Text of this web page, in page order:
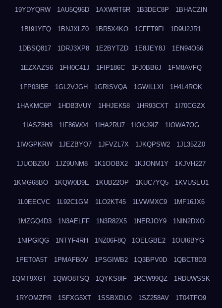
19YDYQRW 1AU5Q96D 1AXWRT6R 1B3DEC8P 1BHACZIN
1BI91YFQ 1BNJXLZ0 1BR5X4KO 1CFFT9FI 1D9U2JR1
1DBSQ817 1DRJ3XP8 1E2BYTZD 1E8JEY8J 1EN94O56
1EZXAZS6 1FH0C41J 1FIP186C 1FJ0BB6J 1FM8AVFQ
1FP03I5E 1GL2VJGH 1GRISVQA 1GWILLXI 1H4L4ROK
1HAKMC6P 1HDB3VUY 1HHJEK58 1HR93CXT 1I70CGZX
1IASZ8H3 1IF86W04 1IHA2RU7 1IOKJ9IZ 1IOWA7OG
1IWGPKRW 1JEZBYO7 1JFVZL7X 1JKQPSW2 1JL35ZZ0
1JUOBZ9U 1JZ9UNM8 1K1OOBX2 1KJONM1Y 1KJVH227
1KMG68BO 1KQW0D9E 1KUB22OP 1KUC7YQ5 1KVUSEU1
1L0EECVC 1L92C1GM 1LO2KT45 1LVWMXC9 1MF16JX6
1MZGQ4D3 1N3AELFF 1N3R82X5 1NERJOY9 1NIN2DXO
1NIPGIQG 1NTYF4RH 1NZ06F8Q 1OELGBE2 1OUI6BYG
1PET0A5T 1PMAFB0V 1PSGIWB2 1Q3BPV0D 1QBCT8D3
1QMT9XGT 1QWO8TSQ 1QYKS8IF 1RCW99QZ 1RDUWSSK
1RYOMZPR 1SFXG5XT 1SSBXDLO 1SZ258AV 1T04TFO9